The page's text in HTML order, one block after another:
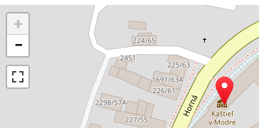
+
−